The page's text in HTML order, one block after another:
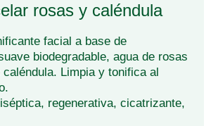
rosas y caléndula
facial a base de
biodegradable, agua de rosas
Limpia y tonifica al
regenerativa, cicatrizante,